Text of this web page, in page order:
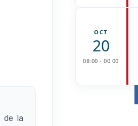
de la
OCT
20
08:00 - 00:00